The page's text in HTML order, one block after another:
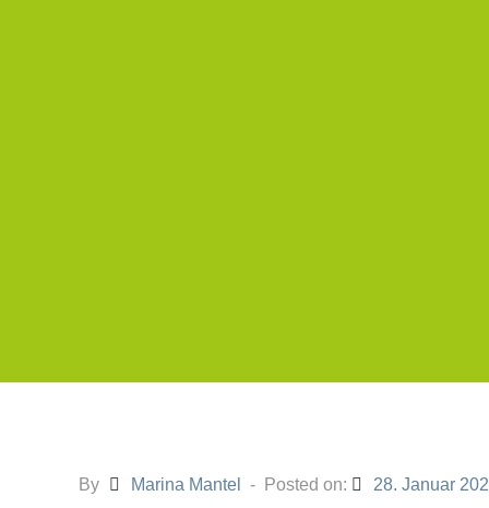
By Marina Mantel Posted on: 28. Januar